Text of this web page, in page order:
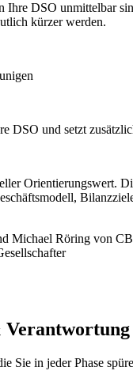
Ihre DSO unmittelbar
kürzer werden.
DSO und setzt
Orientierungswert.
Sie in jeder Phase